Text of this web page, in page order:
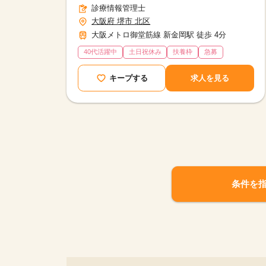
診療情報管理士
大阪府 堺市 北区
大阪メトロ御堂筋線 新金岡駅 徒歩 4分
40代活躍中 土日祝休み 扶養枠 急募
キープする 求人を見る
条件を